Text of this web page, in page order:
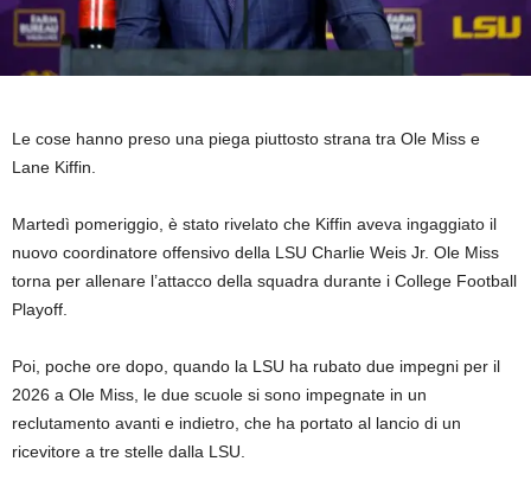
Le cose hanno preso una piega piuttosto strana tra Ole Miss e
Lane Kiffin.
Martedì pomeriggio, è stato rivelato che Kiffin aveva ingaggiato il
nuovo coordinatore offensivo della LSU Charlie Weis Jr. Ole Miss
torna per allenare l’attacco della squadra durante i College Football
Playoff.
Poi, poche ore dopo, quando la LSU ha rubato due impegni per il
2026 a Ole Miss, le due scuole si sono impegnate in un
reclutamento avanti e indietro, che ha portato al lancio di un
ricevitore a tre stelle dalla LSU.